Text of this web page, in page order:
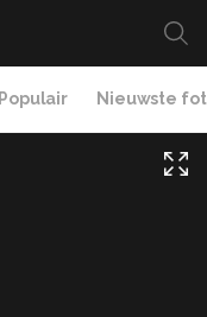
Populair Nieuwste